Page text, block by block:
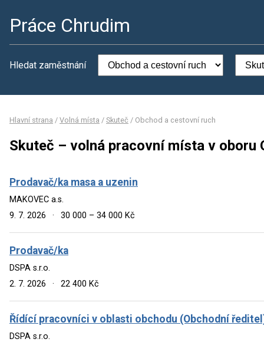
Práce Chrudim
Hledat zaměstnání
Hlavní strana / Volná místa / Skuteč / Obchod a cestovní ruch
Skuteč – volná pracovní místa v oboru
Prodavač/ka masa a uzenin
MAKOVEC a.s.
9. 7. 2026
· 30 000 – 34 000 Kč
Prodavač/ka
DSPA s.r.o.
2. 7. 2026
· 22 400 Kč
Řídící pracovníci v oblasti obchodu (Obchodní
DSPA s.r.o.